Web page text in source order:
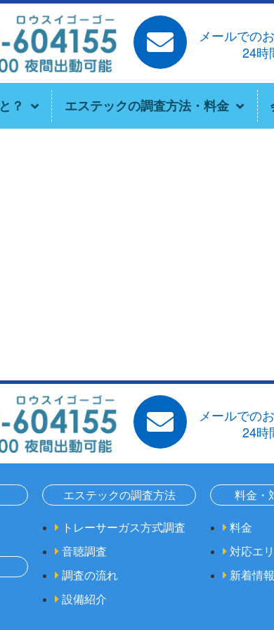
メールでの
24時
？ エステックの調査方法・料金
メールでの
24時
エステックの調査方法
トレーサーガス方式調査
音聴調査
調査の流れ
設備紹介
料金・
料金
対応エ
新着情報